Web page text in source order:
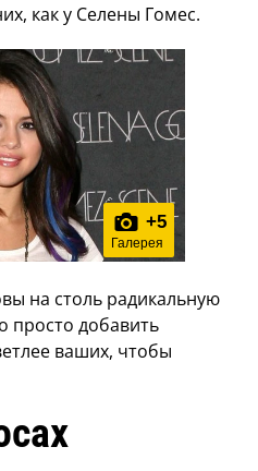
как у Селены Гомес.
+5
Галерея
на столь радикальную
просто добавить
ваших, чтобы